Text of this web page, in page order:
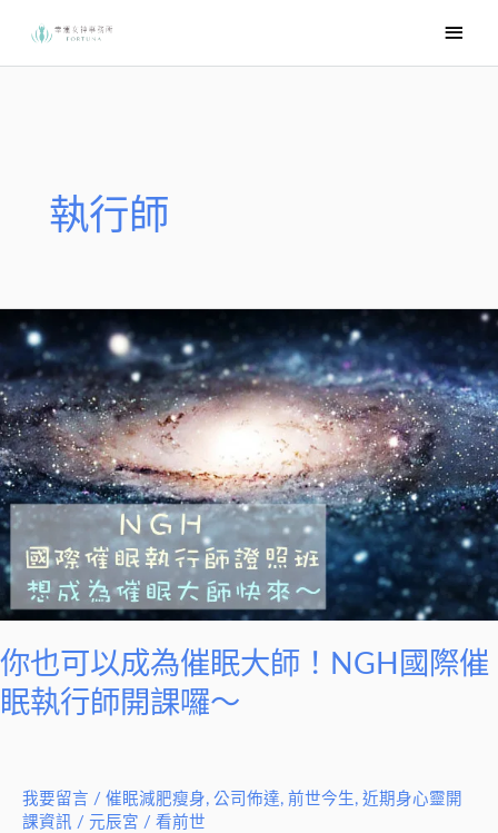
要
執行師
你也可以成為催眠大師！NGH國際催
眠執行師開課囉～
我要留言 / 催眠減肥瘦身, 公司佈達, 前世今生 , 近期身心靈開
課資訊 / 元辰宮 / 看前世
可
以
成
為
催
眠
大
師！
NGH
國
催